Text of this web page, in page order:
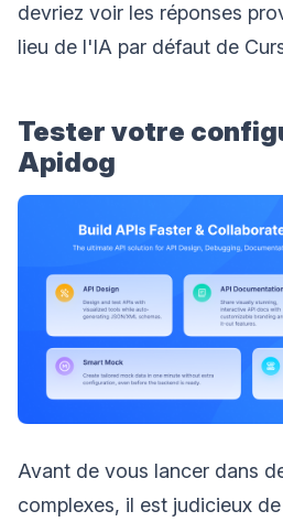
devriez voir les réponses
lieu de l'IA par défaut de
Tester votre
Apidog
Avant de vous lancer dans
complexes, il est judicieux